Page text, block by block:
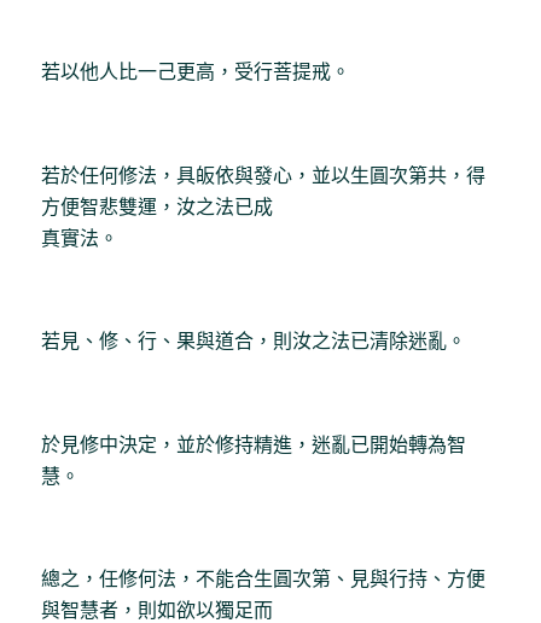
若以他人比一己更高，受行菩提戒。
若於任何修法，具皈依與發心，並以生圓次第共，得
方便智悲雙運，汝之法已成
真實法。
若見、修、行、果與道合，則汝之法已清除迷亂。
於見修中決定，並於修持精進，迷亂已開始轉為智
慧。
總之，任修何法，不能合生圓次第、見與行持、方便
與智慧者，則如欲以獨足而